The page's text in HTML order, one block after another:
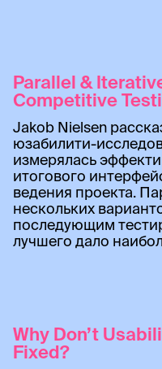
Parallel &
Competitive
Jakob Nielsen
юзабилити-
измерялась
итогового
ведения проекта.
нескольких
последующим
лучшего дало
Why Don’t
Fixed?